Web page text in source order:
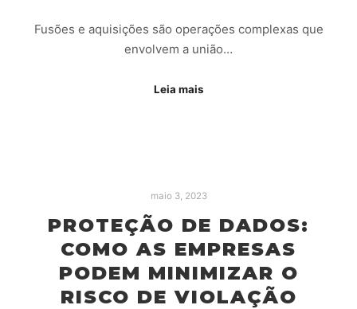
Fusões e aquisições são operações complexas que
envolvem a união…
Leia mais
maio 3, 2023
PROTEÇÃO DE DADOS:
COMO AS EMPRESAS
PODEM MINIMIZAR O
RISCO DE VIOLAÇÃO